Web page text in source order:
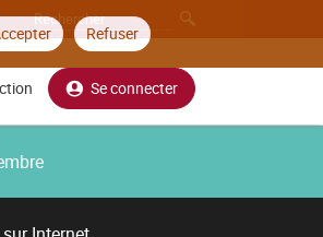
Refuser
Se connecter